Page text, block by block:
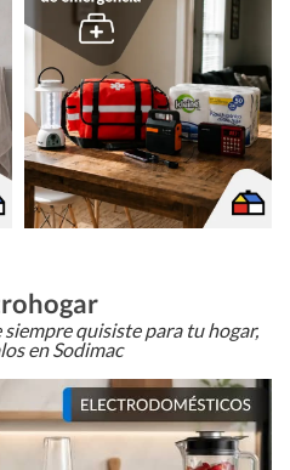
quisiste para tu hogar,
en Sodimac